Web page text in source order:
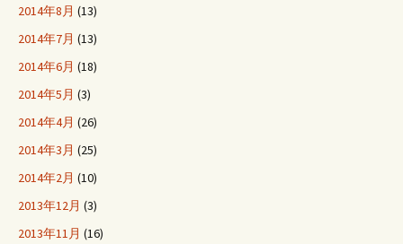
2014年8月 (13)
2014年7月 (13)
2014年6月 (18)
2014年5月 (3)
2014年4月 (26)
2014年3月 (25)
2014年2月 (10)
2013年12月 (3)
2013年11月 (16)